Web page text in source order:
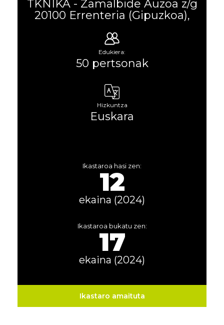
TKNIKA - Zamalbide Auzoa z/g
20100 Errenteria (Gipuzkoa),
Edukiera:
50 pertsonak
Hizkuntza
Euskara
Ikastaroa hasi zen:
12
ekaina (2024)
Ikastaroa bukatu zen:
17
ekaina (2024)
Ikastaro amaituta